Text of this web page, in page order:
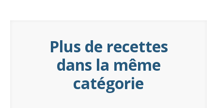
Plus de recettes
dans la même
catégorie